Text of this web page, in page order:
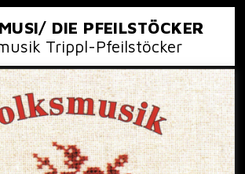
DIE PFEILSTÖCKER
Trippl-Pfeilstöcker